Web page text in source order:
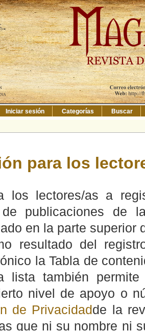
Iniciar sesión Categorías Buscar
para los
los lectores/as a
de publicaciones de
en la parte superior
resultado del
la Tabla de
lista también
nivel de apoyo o
de Privacidadde la
que ni su nombre ni